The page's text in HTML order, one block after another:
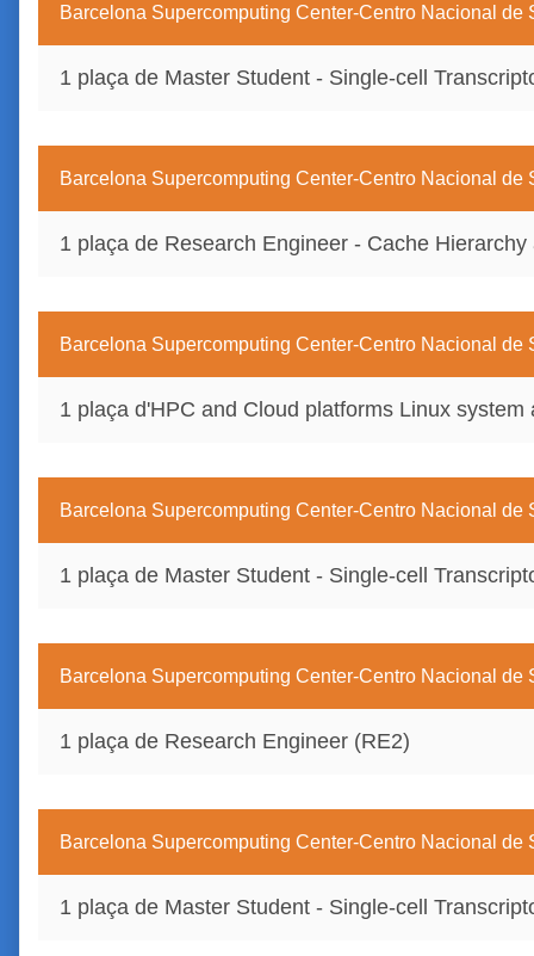
Barcelona Supercomputing Center-Centro Nacional de
1 plaça de Master Student - Single-cell
Barcelona Supercomputing Center-Centro Nacional de
1 plaça de Research Engineer - Cache
Barcelona Supercomputing Center-Centro Nacional de
1 plaça d'HPC and Cloud platforms Linux system
Barcelona Supercomputing Center-Centro Nacional de
1 plaça de Master Student - Single-cell
Barcelona Supercomputing Center-Centro Nacional de
1 plaça de Research Engineer (RE2)
Barcelona Supercomputing Center-Centro Nacional de
1 plaça de Master Student - Single-cell